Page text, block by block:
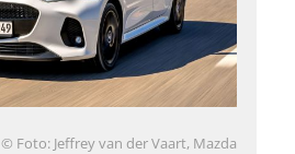
© Foto: Jeffrey van der Vaart, Mazda